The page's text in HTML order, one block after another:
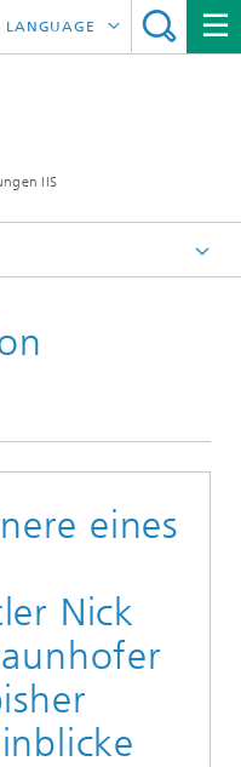
IIS
LANGUAGE
中文
eines
Nick